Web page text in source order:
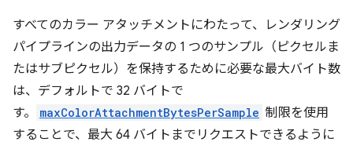
すべてのカラー アタッチメントにわたって、レンダリング
パイプラインの出力データの 1 つのサンプル（ピクセルま
たはサブピクセル）を保持するために必要な最大バイト数
は、デフォルトで 32 バイトで
す。
maxColorAttachmentBytesPerSample 制限を使用
することで、最大 64 バイトまでリクエストできるように